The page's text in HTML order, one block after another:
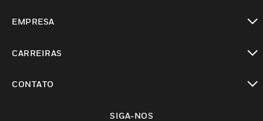
EMPRESA
CARREIRAS
CONTATO
SIGA-NOS